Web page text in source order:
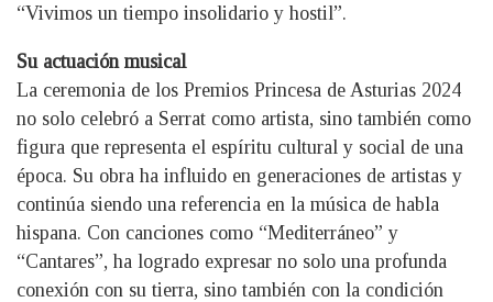
“Vivimos un tiempo insolidario y hostil”.
Su actuación musical
La ceremonia de los Premios Princesa de Asturias 2024
no solo celebró a Serrat como artista, sino también como
figura que representa el espíritu cultural y social de una
época. Su obra ha influido en generaciones de artistas y
continúa siendo una referencia en la música de habla
hispana. Con canciones como “Mediterráneo” y
“Cantares”, ha logrado expresar no solo una profunda
conexión con su tierra, sino también con la condición